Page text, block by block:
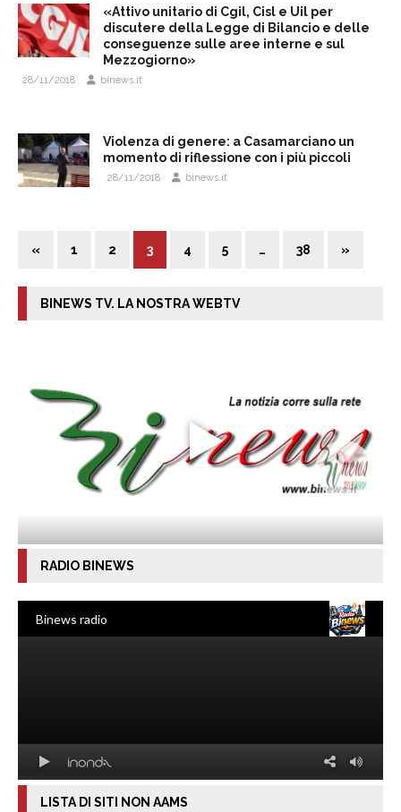
«Attivo unitario di Cgil, Cisl e Uil per
discutere della Legge di Bilancio e delle
conseguenze sulle aree interne e sul
Mezzogiorno»
28/11/2018 binews.it
Violenza di genere: a Casamarciano un
momento di riflessione con i più piccoli
28/11/2018 binews.it
« 1 2 3 4 5 … 38 »
BINEWS TV. LA NOSTRA WEBTV
RADIO BINEWS
LISTA DI SITI NON AAMS